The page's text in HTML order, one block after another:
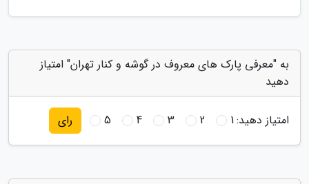
به "معرفی پارک های معروف در گوشه و کنار تهران" امتیاز
دهید
امتیاز دهید:1
2
3
4
5 رای